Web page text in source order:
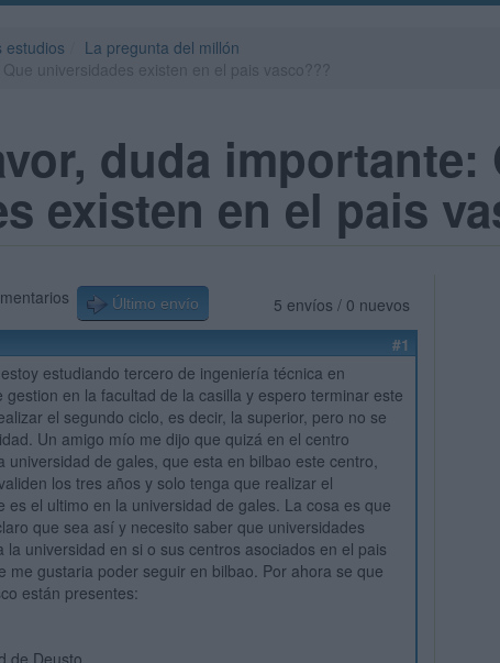
estudios
La pregunta del millón
duda importante:
existen en el pais
5 envíos / 0 nuevos
Último envío
#1
estudiando tercero de ingeniería técnica en
gestion en la facultad de la casilla y espero terminar este
el segundo ciclo, es decir, la superior, pero no se
Un amigo mío me dijo que quizá en el centro
universidad de gales, que esta en bilbao este centro,
los tres años y solo tenga que realizar el
es el ultimo en la universidad de gales. La cosa es que
que sea así y necesito saber que universidades
la universidad en si o sus centros asociados en el pais
me gustaria poder seguir en bilbao. Por ahora se que
están presentes:
de Deusto